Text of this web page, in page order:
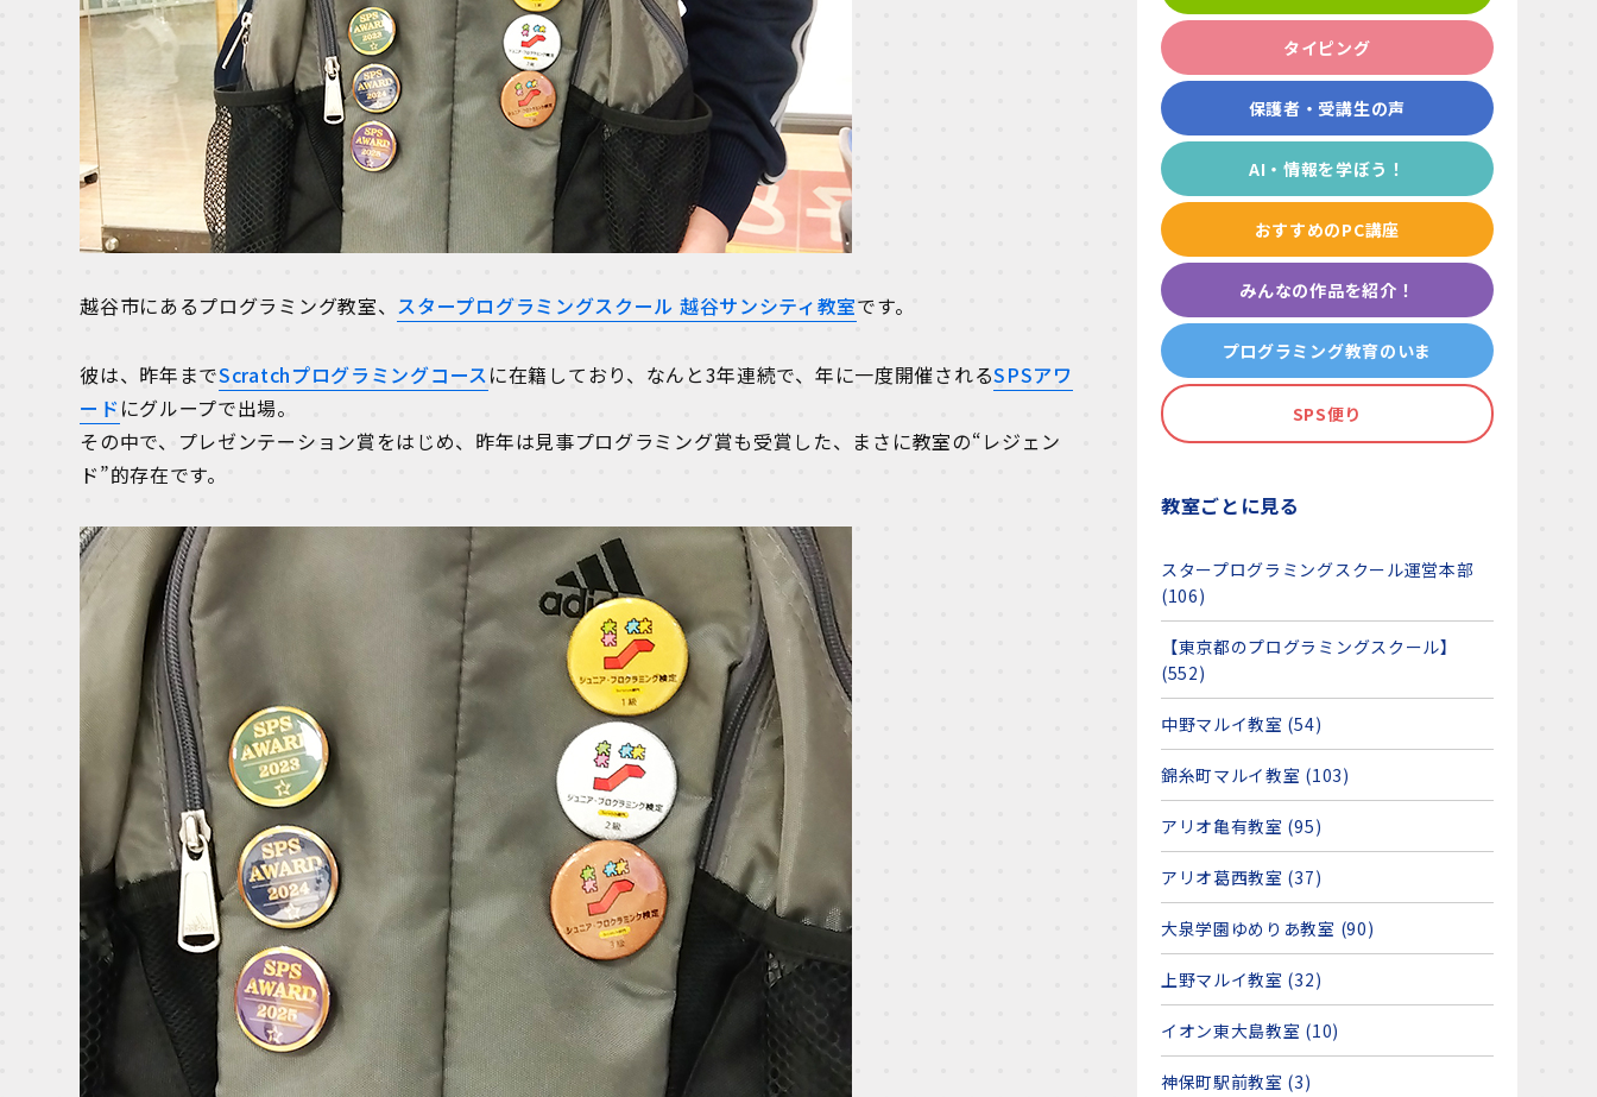
越谷市にあるプログラミング教室、 スタープログラミングスクール 越谷サンシティ教室です。
彼は、昨年までScratchプログラミングコースに在籍しており、なんと3年連続で、年に一度開催されるSPSアワ
ード にグループで出場。
その中で、プレゼンテーション賞をはじめ、昨年は見事プログラミング賞も受賞した、まさに教室の“レジェン
ド”的存在です。
タイピング
保護者・受講生の声
AI・情報を学ぼう！
おすすめのPC講座
みんなの作品を紹介！
プログラミング教育のいま
SPS便り
教室ごとに見る
スタープログラミングスクール運営本部
(106)
【東京都のプログラミングスクール】
(552)
中野マルイ教室 (54)
錦糸町マルイ教室 (103)
アリオ亀有教室 (95)
アリオ葛西教室 (37)
大泉学園ゆめりあ教室 (90)
上野マルイ教室 (32)
イオン東大島教室 (10)
神保町駅前教室 (3)